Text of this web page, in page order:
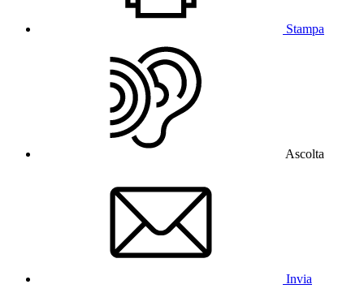
Stampa
Ascolta
Invia